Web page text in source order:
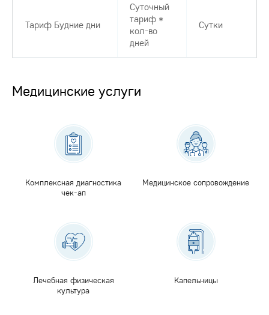
Тариф Будние дни
Суточный
тариф *
кол-во
дней
Сутки
Медицинские услуги
Комплексная диагностика
чек-ап
Медицинское сопровождение
Лечебная физическая
культура
Капельницы